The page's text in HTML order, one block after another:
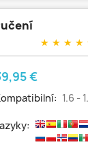
★ ★ ★ ★
€
1.6 -